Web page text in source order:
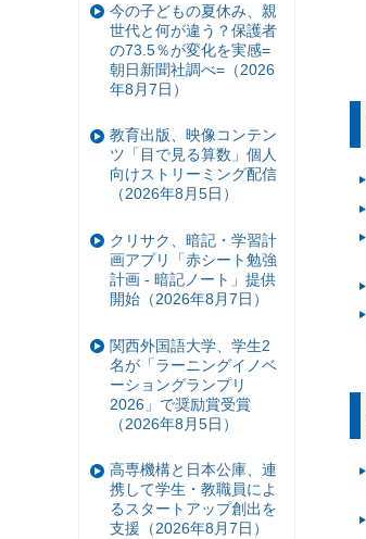
今の子どもの夏休み、親
世代と何が違う？保護者
の73.5％が変化を実感=
朝日新聞社調べ=（2026
年8月7日）
教育出版、映像コンテン
ツ「目で見る算数」個人
向けストリーミング配信
（2026年8月5日）
クリサク、暗記・学習計
画アプリ「赤シート勉強
計画 - 暗記ノート」提供
開始（2026年8月7日）
関西外国語大学、学生2
名が「ラーニングイノベ
ーショングランプリ
2026」で奨励賞受賞
（2026年8月5日）
高専機構と日本公庫、連
携して学生・教職員によ
るスタートアップ創出を
支援（2026年8月7日）